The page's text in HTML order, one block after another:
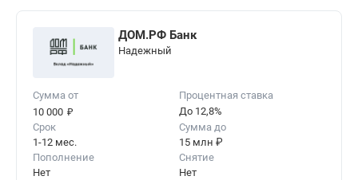
ДОМ.РФ Банк
Надежный
Сумма от
10 000 ₽
Процентная ставка
До 12,8%
Срок
1-12 мес.
Сумма до
15 млн ₽
Пополнение
Нет
Снятие
Нет